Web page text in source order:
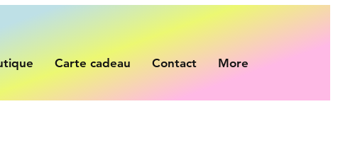
Carte cadeau Contact More